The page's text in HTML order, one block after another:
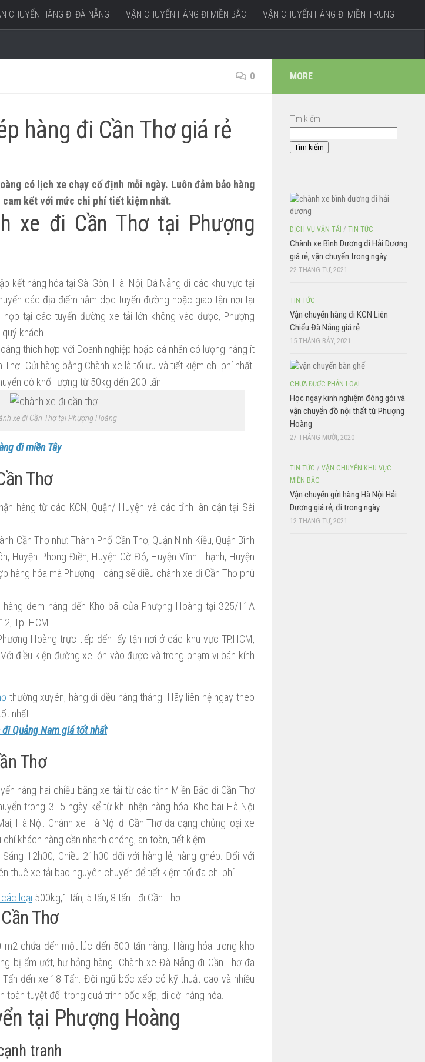
CHUYỂN HÀNG ĐI ĐÀ NẴNG VẬN CHUYỂN HÀNG ĐI MIỀN BẮC VẬN CHUYỂN HÀNG ĐI MIỀN TRUNG
0
hàng đi Cần Thơ giá rẻ
có lịch xe chạy cố định mỗi ngày. Luôn đảm bảo hàng
kết với mức chi phí tiết kiệm nhất.
xe đi Cần Thơ tại Phượng
kết hàng hóa tại Sài Gòn, Hà Nội, Đà Nẵng đi các khu vực tại
các địa điểm nằm dọc tuyến đường hoặc giao tận nơi tại
tại các tuyến đường xe tải lớn không vào được, Phượng
khách.
thích hợp với Doanh nghiệp hoặc cá nhân có lượng hàng ít
Gửi hàng bằng Chành xe là tối ưu và tiết kiệm chi phí nhất.
có khối lượng từ 50kg đến 200 tấn.
xe đi Cần Thơ tại Phượng Hoàng
đi miền Tây
Thơ
hàng từ các KCN, Quận/ Huyện và các tỉnh lân cận tại Sài
Cần Thơ như: Thành Phố Cần Thơ, Quận Ninh Kiều, Quận Bình
Huyện Phong Điền, Huyện Cờ Đỏ, Huyện Vĩnh Thạnh, Huyện
hàng hóa mà Phượng Hoàng sẽ điều chành xe đi Cần Thơ phù
đem hàng đến Kho bãi của Phượng Hoàng tại 325/11A
Tp. HCM.
Hoàng trực tiếp đến lấy tận nơi ở các khu vực TP.HCM,
điều kiện đường xe lớn vào được và trong phạm vi bán kính
thường xuyên, hàng đi đều hàng tháng. Hãy liên hệ ngay theo
nhất.
đi Quảng Nam giá tốt nhất
Thơ
hàng hai chiều bằng xe tải từ các tỉnh Miền Bắc đi Cần Thơ
trong 3- 5 ngày kể từ khi nhận hàng hóa. Kho bãi Hà Nội
Hà Nội. Chành xe Hà Nội đi Cần Thơ đa dạng chủng loại xe
khách hàng cần nhanh chóng, an toàn, tiết kiệm.
12h00, Chiều 21h00 đối với hàng lẻ, hàng ghép. Đối với
thuê xe tải bao nguyên chuyến để tiết kiệm tối đa chi phí.
loại 500kg,1 tấn, 5 tấn, 8 tấn….đi Cần Thơ.
Thơ
chứa đến một lúc đến 500 tấn hàng. Hàng hóa trong kho
bị ẩm ướt, hư hỏng hàng. Chành xe Đà Nẵng đi Cần Thơ đa
đến xe 18 Tấn. Đội ngũ bốc xếp có kỹ thuật cao và nhiều
toàn tuyệt đối trong quá trình bốc xếp, di dời hàng hóa.
tại Phượng Hoàng
tranh
MORE
Tìm kiếm
Tìm kiếm
DỊCH VỤ VẬN TẢI / TIN TỨC
Chành xe Bình Dương đi Hải Dương
giá rẻ, vận chuyển trong ngày
22 THÁNG TƯ, 2021
TIN TỨC
Vận chuyển hàng đi KCN Liên
Chiểu Đà Nẵng giá rẻ
15 THÁNG BẢY, 2021
CHƯA ĐƯỢC PHÂN LOẠI
Học ngay kinh nghiệm đóng gói và
vận chuyển đồ nội thất từ Phượng
Hoàng
27 THÁNG MƯỜI, 2020
TIN TỨC / VẬN CHUYỂN KHU VỰC
MIỀN BẮC
Vận chuyển gửi hàng Hà Nội Hải
Dương giá rẻ, đi trong ngày
12 THÁNG TƯ, 2021